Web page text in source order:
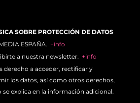
SOBRE PROTECCIÓN DE DATOS
ESPAÑA. +info
a nuestra newsletter. +info
derecho a acceder, rectificar y
los datos, así como otros derechos,
se explica en la información adicional.